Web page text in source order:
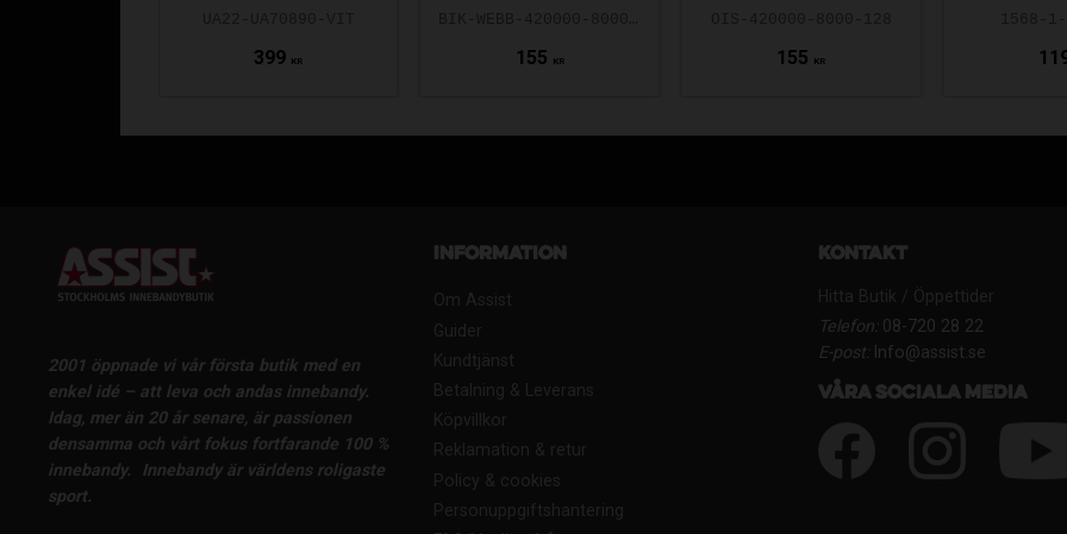
399 KR 155 KR 155 KR
2001 öppnade vi vår första butik med en
enkel idé – att leva och andas innebandy.
Idag, mer än 20 år senare, är passionen
densamma och vårt fokus fortfarande 100 %
innebandy.
Innebandy är världens roligaste
sport.
Information
Om Assist
Guider
Kundtjänst
Betalning & Leverans
Köpvillkor
Reklamation & retur
Policy & cookies
Personuppgiftshantering
Kontakt
Hitta Butik / Öppettider
Telefon:08-720 28 22
E-post:Info@assist.se
Våra sociala media